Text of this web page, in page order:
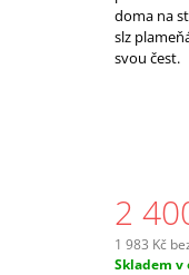
doma na
slz
svou čest.
2
1 983 Kč
Měrná
Skladem v